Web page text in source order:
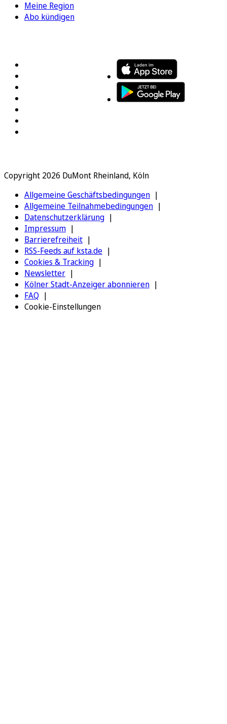
Meine Region
Abo kündigen
Copyright 2026 DuMont Rheinland, Köln
Allgemeine Geschäftsbedingungen
Allgemeine Teilnahmebedingungen
Datenschutzerklärung
Impressum
Barrierefreiheit
RSS-Feeds auf ksta.de
Cookies & Tracking
Newsletter
Kölner Stadt-Anzeiger abonnieren
FAQ
Cookie-Einstellungen